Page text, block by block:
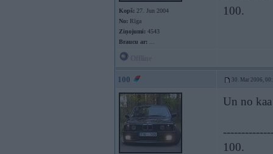
Kopš: 27. Jun 2004
No: Rīga
Ziņojumi: 4543
Braucu ar:
100.
100 30. Mar 2006,
Un no
100.